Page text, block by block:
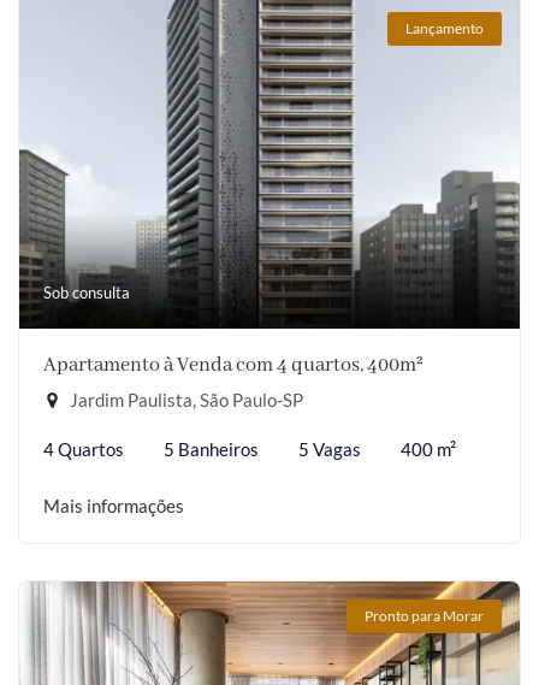
Lançamento
Sob consulta
Apartamento à Venda com 4 quartos, 400m²
Jardim Paulista, São Paulo-SP
4 Quartos 5 Banheiros 5 Vagas 400 m²
Mais informações
Pronto para Morar